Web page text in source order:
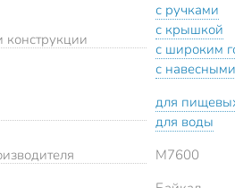
конструкции
с ручками
с крышкой
с широким
с
для
для воды
М7600